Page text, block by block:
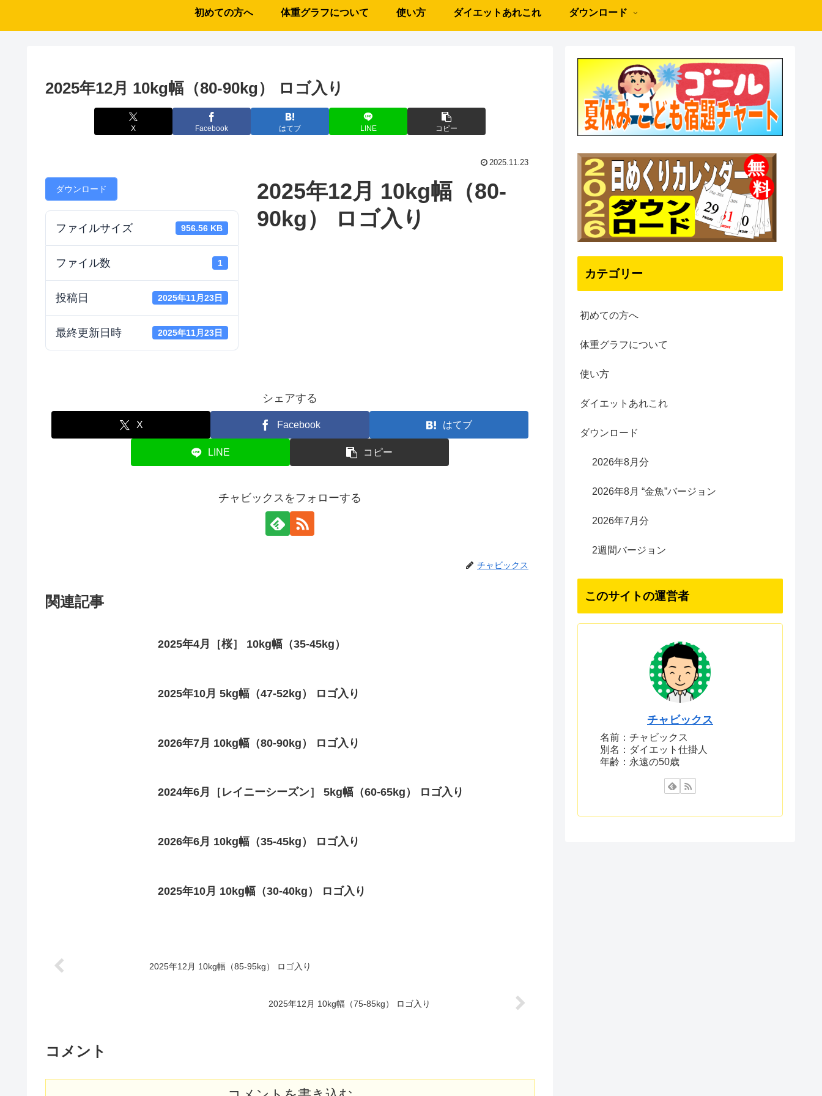
初めての方へ 体重グラフについて 使い方 ダイエットあれこれ ダウンロード
2025年12月 10kg幅（80-90kg） ロゴ入り
X Facebook はてブ LINE コピー
2025.11.23
ダウンロード
ファイルサイズ 956.56 KB
ファイル数 1
投稿日 2025年11月23日
最終更新日時 2025年11月23日
2025年12月 10kg幅（80-
90kg） ロゴ入り
シェアする
X Facebook はてブ
LINE コピー
チャビックスをフォローする
チャビックス
関連記事
2025年4月［桜］ 10kg幅（35-45kg）
2025年10月 5kg幅（47-52kg） ロゴ入り
2026年7月 10kg幅（80-90kg） ロゴ入り
2024年6月［レイニーシーズン］ 5kg幅（60-65kg） ロゴ入り
2026年6月 10kg幅（35-45kg） ロゴ入り
2025年10月 10kg幅（30-40kg） ロゴ入り
2025年12月 10kg幅（85-95kg） ロゴ入り
2025年12月 10kg幅（75-85kg） ロゴ入り
コメント
カテゴリー
初めての方へ
体重グラフについて
使い方
ダイエットあれこれ
ダウンロード
2026年8月分
2026年8月 “金魚”バージョン
2026年7月分
2週間バージョン
このサイトの運営者
チャビックス
名前：チャビックス
別名：ダイエット仕掛人
年齢：永遠の50歳